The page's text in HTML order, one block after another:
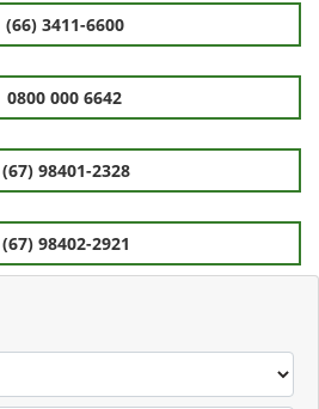
(66) 3411-6600
0800 000 6642
(67) 98401-2328
(67) 98402-2921